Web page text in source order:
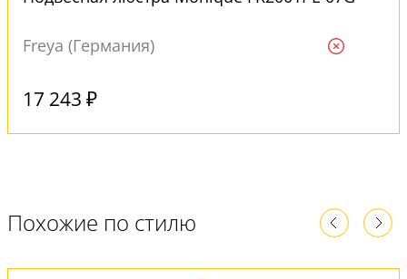
Freya (Германия)
17 243 ₽
Похожие по стилю